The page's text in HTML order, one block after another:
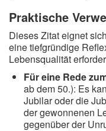
Praktische
Dieses Zitat eignet
eine tiefgründige
Lebensqualität
Für eine Rede
ab dem 50.): Es
Jubilar oder die
der gewonnenen
gegenüber der